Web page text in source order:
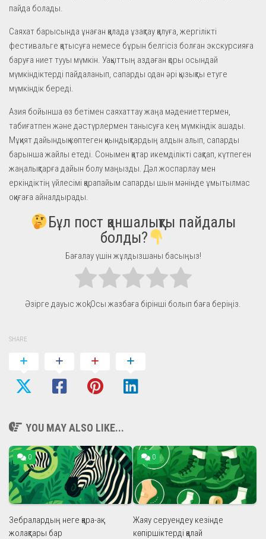
пайда болады.
Саяхат барысында ұнаған қалада ұзақтау қалуға, жергілікті
фестивальге қатысуға немесе бұрын белгісіз болған экскурсияға
баруға ниет тууы мүмкін. Уақыттың аздаған қоры осындай
мүмкіндіктерді пайдаланып, сапарды одан әрі қызықты етуге
мүмкіндік береді.
Азия бойынша өз бетімен саяхаттау жаңа мәдениеттермен,
табиғатпен және дәстүрлермен танысуға кең мүмкіндік ашады.
Мұқият дайындық көптеген қиындықтардың алдын алып, сапарды
барынша жайлы етеді. Сонымен қатар икемділікті сақтап, күтпеген
жаңалықтарға дайын болу маңызды. Дәл жоспарлау мен
еркіндіктің үйлесімі қарапайым сапарды шын мәнінде ұмытылмас
оқиғаға айналдырады.
Бұл пост қаншалықты пайдалы
болды?
Бағалау үшін жұлдызшаны басыңыз!
Әзірге дауыс жоқ! Осы жазбаға бірінші болып баға беріңіз.
SHARE
YOU MAY ALSO LIKE...
0
Зебралардың неге қара-ақ
жолақтары бар
0
Жаяу серуендеу кезінде
көпіршіктерді қалай